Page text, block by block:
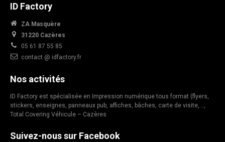
ID Factory
ZA Masquère
31220 Cazères
05 61 87 55 85
contact @ idfactory.fr
Nos activités
ID Factory est spécialisée en Impression numérique tous format (flyers,
stickers, enseignes, panneaux pub, affiches, bâches, carte de visite,…,
Total Covering Véhicule – Cazères
Suivez-nous sur Facebook